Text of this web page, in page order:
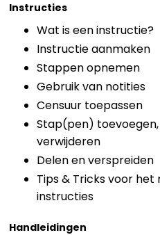
Instructies
Wat is een instructie?
Instructie aanmaken
Stappen opnemen
Gebruik van notities
Censuur toepassen
Stap(pen)
verwijderen
Delen en verspreiden
Tips & Tricks voor
instructies
Handleidingen